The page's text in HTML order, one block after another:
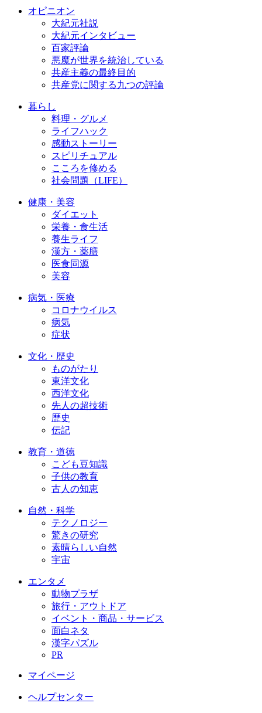
オピニオン
大紀元社説
大紀元インタビュー
百家評論
悪魔が世界を統治している
共産主義の最終目的
共産党に関する九つの評論
暮らし
料理・グルメ
ライフハック
感動ストーリー
スピリチュアル
こころを修める
社会問題（LIFE）
健康・美容
ダイエット
栄養・食生活
養生ライフ
漢方・薬膳
医食同源
美容
病気・医療
コロナウイルス
病気
症状
文化・歴史
ものがたり
東洋文化
西洋文化
先人の超技術
歴史
伝記
教育・道徳
こども豆知識
子供の教育
古人の知恵
自然・科学
テクノロジー
驚きの研究
素晴らしい自然
宇宙
エンタメ
動物プラザ
旅行・アウトドア
イベント・商品・サービス
面白ネタ
漢字パズル
PR
マイページ
ヘルプセンター